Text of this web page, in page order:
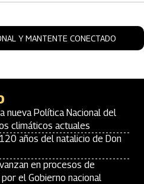
Y MANTENTE CONECTADO
nueva Política Nacional del
climáticos actuales
años del natalicio de Don
en procesos de
el Gobierno nacional